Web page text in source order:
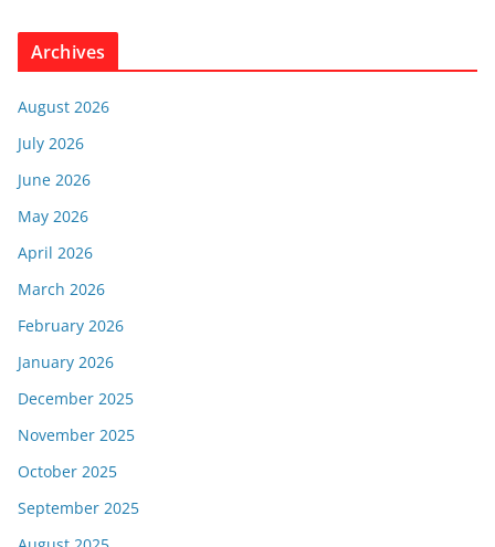
Archives
August 2026
July 2026
June 2026
May 2026
April 2026
March 2026
February 2026
January 2026
December 2025
November 2025
October 2025
September 2025